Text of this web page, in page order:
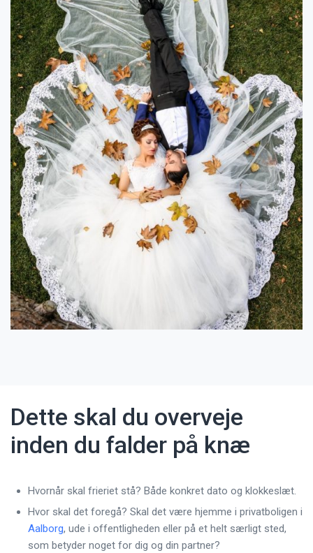
Dette skal du overveje
inden du falder på knæ
Hvornår skal frieriet stå? Både konkret dato og klokkeslæt.
Hvor skal det foregå? Skal det være hjemme i privatboligen i
Aalborg, ude i offentligheden eller på et helt særligt sted,
som betyder noget for dig og din partner?